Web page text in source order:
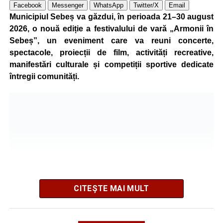
stabilească toate împrejurările în care s-a produs
accidentul.
Adaugă-ne ca sursă preferată
Regelui. Intervin pompierii din Sebeș
Biciclist de 70 de ani, rănit într-un accident rutier
produs pe strada Dorobanți din Sebeș
Facebook Messenger WhatsApp Twitter/X Email
Municipiul Sebeș va găzdui, în perioada 21–30 august
2026, o nouă ediție a festivalului de vară „Armonii în
Sebeș”, un eveniment care va reuni concerte,
spectacole, proiecții de film, activități recreative,
manifestări culturale și competiții sportive dedicate
întregii comunități.
CITEȘTE MAI MULT